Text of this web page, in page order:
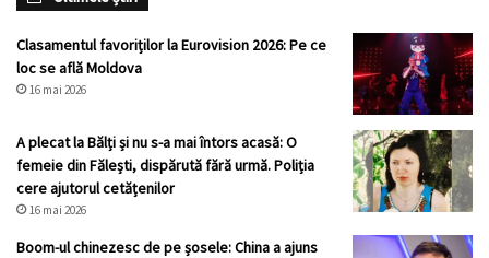
Clasamentul favoriților la Eurovision 2026: Pe ce
loc se află Moldova
16 mai 2026
A plecat la Bălți și nu s-a mai întors acasă: O
femeie din Fălești, dispărută fără urmă. Poliția
cere ajutorul cetățenilor
16 mai 2026
Boom-ul chinezesc de pe șosele: China a ajuns